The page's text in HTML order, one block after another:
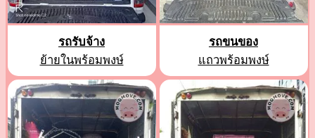
รถรับจ้าง
ย้ายในพร้อมพงษ์
รถขนของ
แถวพร้อมพงษ์